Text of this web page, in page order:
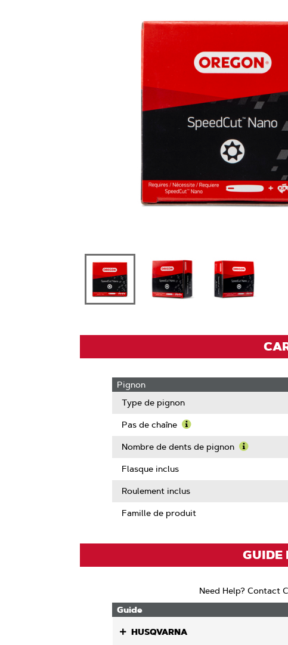
Pignon
Type de pignon
Pas de chaîne
More
chaîne
Nombre de dents de pignon
Flasque inclus
Roulement inclus
Famille de produit
GUIDE
Need Help? Contact
Guide
HUSQVARNA